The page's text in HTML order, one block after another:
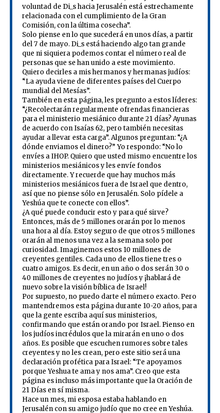
voluntad de Di_s hacia Jerusalén está estrechamente
relacionada con el cumplimiento de la Gran
Comisión, con la última cosecha”.
Solo piense en lo que sucederá en unos días, a partir
del 7 de mayo. Di_s está haciendo algo tan grande
que ni siquiera podemos contar el número real de
personas que se han unido a este movimiento.
Quiero decirles a mis hermanos y hermanas judíos:
“La ayuda viene de diferentes países del Cuerpo
mundial del Mesías”.
También en esta página, les pregunto a estos líderes:
“¿Recolectarán regularmente ofrendas financieras
para el ministerio mesiánico durante 21 días? Ayunas
de acuerdo con Isaías 62, pero también necesitas
ayudar a llevar esta carga”. Algunos preguntan: “¿A
dónde enviamos el dinero?” Yo respondo: “No lo
envíes a IHOP. Quiero que usted mismo encuentre los
ministerios mesiánicos y les envíe fondos
directamente. Y recuerde que hay muchos más
ministerios mesiánicos fuera de Israel que dentro,
así que no piense sólo en Jerusalén. Solo pídele a
Yeshúa que te conecte con ellos”.
¿A qué puede conducir esto y para qué sirve?
Entonces, más de 5 millones orarán por lo menos
una hora al día. Estoy seguro de que otros 5 millones
orarán al menos una vez a la semana solo por
curiosidad. Imaginemos estos 10 millones de
creyentes gentiles. Cada uno de ellos tiene tres o
cuatro amigos. Es decir, en un año o dos serán 30 o
40 millones de creyentes no judíos y ¡hablará de
nuevo sobre la visión bíblica de Israel!
Por supuesto, no puedo darte el número exacto. Pero
mantendremos esta página durante 10-20 años, para
que la gente escriba aquí sus ministerios,
confirmando que están orando por Israel. Pienso en
los judíos incrédulos que la mirarán en uno o dos
años. Es posible que escuchen rumores sobre tales
creyentes y no les crean, pero este sitio será una
declaración profética para Israel: “Te apoyamos
porque Yeshua te ama y nos ama”. Creo que esta
página es incluso más importante que la Oración de
21 Días en sí misma.
Hace un mes, mi esposa estaba hablando en
Jerusalén con su amigo judío que no cree en Yeshúa.